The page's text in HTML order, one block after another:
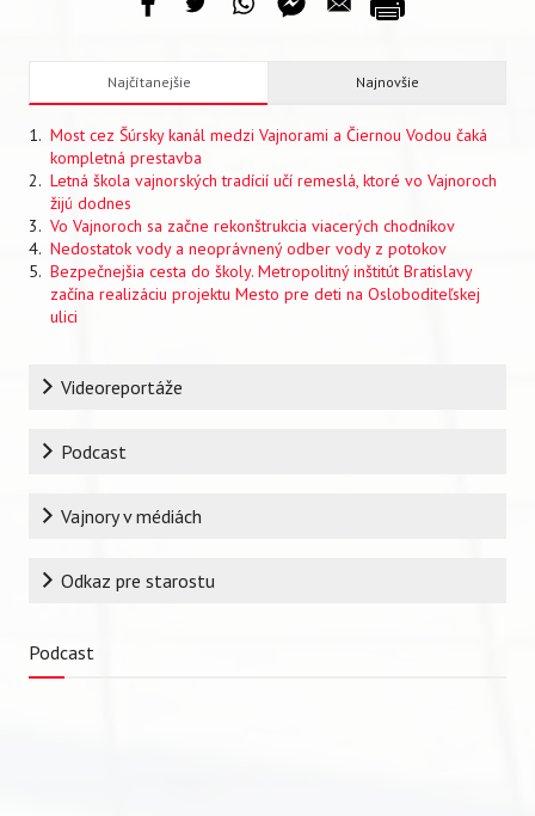
Najčítanejšie Najnovšie
Most cez Šúrsky kanál medzi Vajnorami a Čiernou Vodou čaká
kompletná prestavba
Letná škola vajnorských tradícií učí remeslá, ktoré vo Vajnoroch
žijú dodnes
Vo Vajnoroch sa začne rekonštrukcia viacerých chodníkov
Nedostatok vody a neoprávnený odber vody z potokov
Bezpečnejšia cesta do školy. Metropolitný inštitút Bratislavy
začína realizáciu projektu Mesto pre deti na Osloboditeľskej
ulici
RubrikaVideoreportáže
Podcast
Vajnory v médiách
Odkaz pre starostu
Podcast